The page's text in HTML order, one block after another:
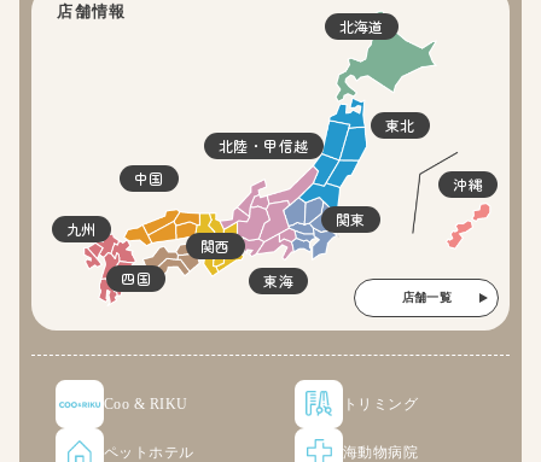
店舗情報
北海道
東北
関東
北陸・甲信越
東海
関西
四国
中国
九州
沖縄
店舗一覧
Coo & RIKU トリミング
ペットホテル 海動物病院